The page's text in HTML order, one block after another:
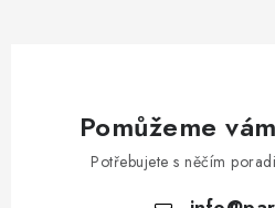
Pomůžeme
Potřebujete s něčím